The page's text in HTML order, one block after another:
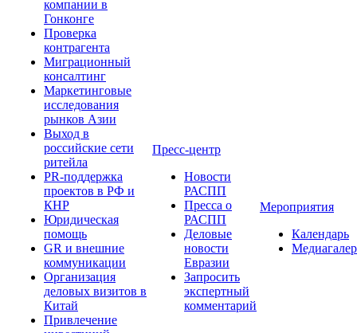
компании в
Гонконге
Проверка
контрагента
Миграционный
консалтинг
Маркетинговые
исследования
рынков Азии
Выход в
российские сети
ритейла
PR-поддержка
проектов в РФ и
КНР
Юридическая
помощь
GR и внешние
коммуникации
Организация
деловых визитов в
Китай
Привлечение
Пресс-центр
Новости
РАСПП
Пресса о
РАСПП
Деловые
новости
Евразии
Запросить
экспертный
комментарий
Мероприятия
Календарь